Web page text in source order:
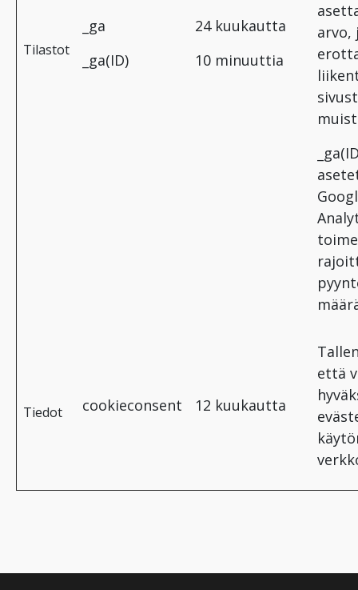
Tilastot
_ga
_ga(ID)
24 kuukautta
10 minuuttia
arvo,
Tiedot cookieconsent 12 kuukautta
että